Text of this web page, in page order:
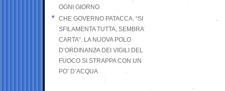
OGNI GIORNO
CHE GOVERNO PATACCA. “SI
SFILAMENTA TUTTA, SEMBRA
CARTA”. LA NUOVA POLO
D’ORDINANZA DEI VIGILI DEL
FUOCO SI STRAPPA CON UN
PO’ D’ACQUA